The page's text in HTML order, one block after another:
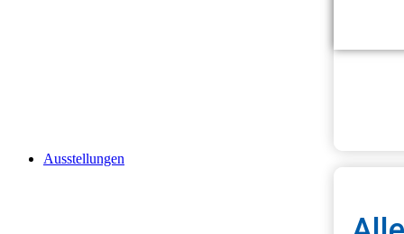
Ausstellungen